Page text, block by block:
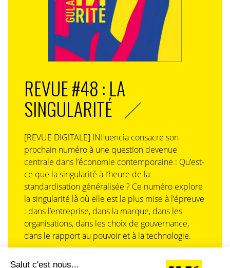
REVUE #48 : LA
SINGULARITÉ
[REVUE DIGITALE] INfluencia consacre son
prochain numéro à une question devenue
centrale dans l’économie contemporaine : Qu’est-
ce que la singularité à l’heure de la
standardisation généralisée ? Ce numéro explore
la singularité là où elle est la plus mise à l’épreuve
: dans l’entreprise, dans la marque, dans les
organisations, dans les choix de gouvernance,
dans le rapport au pouvoir et à la technologie.